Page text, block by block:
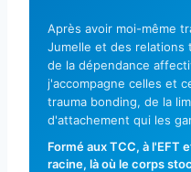
Après avoir moi-même
Jumelle et des relations
de la dépendance
j'accompagne celles et
trauma bonding, de la
d'attachement qui les
Formé aux TCC, à l'EFT
racine, là où le corps